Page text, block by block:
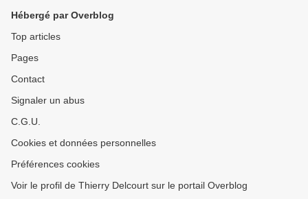
Hébergé par Overblog
Top articles
Pages
Contact
Signaler un abus
C.G.U.
Cookies et données personnelles
Préférences cookies
Voir le profil de Thierry Delcourt sur le portail Overblog